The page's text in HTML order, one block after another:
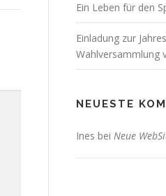
Ein Leben für den
Einladung zur
Wahlversammlung
NEUESTE
Ines bei Neue